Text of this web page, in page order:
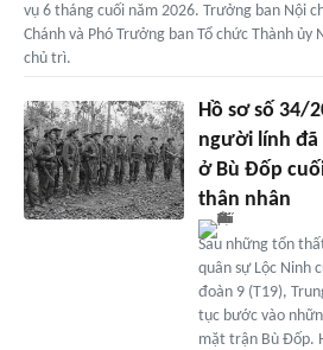
vụ 6 tháng cuối năm 2026. Trưởng ban Nội
Chánh và Phó Trưởng ban Tổ chức Thành ủy
chủ trì.
Hồ sơ số 34/
người lính đã
ở Bù Đốp
thân nhân
Sau những tổn
quân sự Lộc Ninh
đoàn 9 (T19),
tục bước vào
mặt trận Bù Đốp.